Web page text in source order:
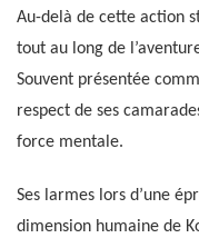
Au-delà de cette action
tout au long de
Souvent présentée
respect de ses
force mentale.
Ses larmes lors d’une
dimension humaine de